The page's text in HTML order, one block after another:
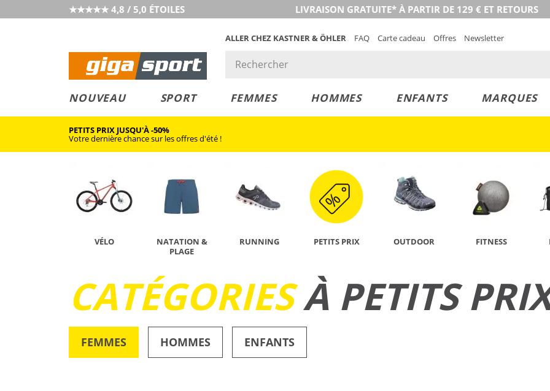
★★★★★ 4,8 / 5,0 ÉTOILES LIVRAISON GRATUITE* À PARTIR DE 129 € ET RETOURS
ALLER CHEZ KASTNER & ÖHLER FAQ Carte cadeau Offres Newsletter
NOUVEAU SPORT FEMMES HOMMES ENFANTS MARQUES
PETITS PRIX JUSQU'À -50%
Votre dernière chance sur les offres d'été !
VÉLO
NATATION &
PLAGE
RUNNING PETITS PRIX OUTDOOR FITNESS
CATÉGORIESÀ PETITS
FEMMES HOMMES ENFANTS